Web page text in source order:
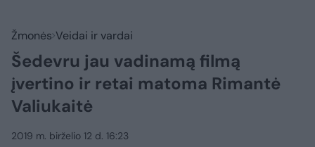
Žmonės Veidai ir vardai
Šedevru jau vadinamą filmą
įvertino ir retai matoma Rimantė
Valiukaitė
2019 m. birželio 12 d. 16:23